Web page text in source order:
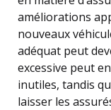
améliorations
nouveaux
adéquat peut
excessive peut
inutiles, tandis
laisser les